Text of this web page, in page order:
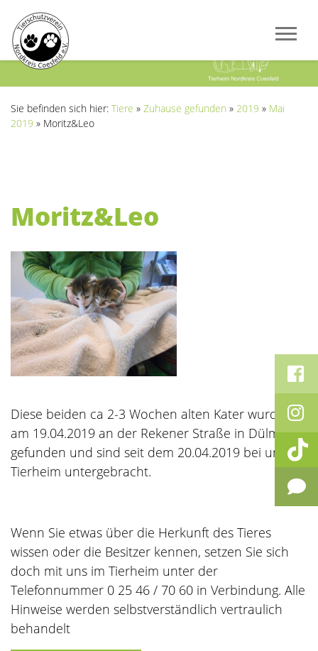
Sie befinden sich hier: Tiere » Zuhause gefunden » 2019 » Mai
2019 » Moritz&Leo
Moritz&Leo
Diese beiden ca 2-3 Wochen alten Kater wurden
am 19.04.2019 an der Rekener Straße in Dülmen
gefunden und sind seit dem 20.04.2019 bei uns im
Tierheim untergebracht.
Wenn Sie etwas über die Herkunft des Tieres
wissen oder die Besitzer kennen, setzen Sie sich
doch mit uns im Tierheim unter der
Telefonnummer 0 25 46 / 70 60 in Verbindung. Alle
Hinweise werden selbstverständlich vertraulich
behandelt